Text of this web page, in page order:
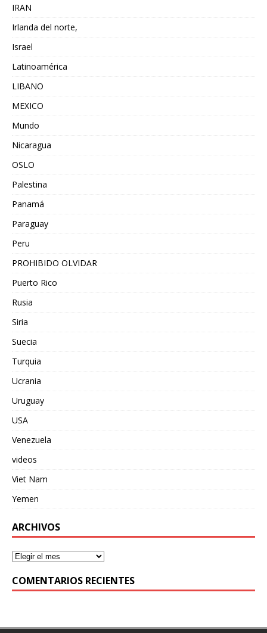
IRAN
Irlanda del norte,
Israel
Latinoamérica
LIBANO
MEXICO
Mundo
Nicaragua
OSLO
Palestina
Panamá
Paraguay
Peru
PROHIBIDO OLVIDAR
Puerto Rico
Rusia
Siria
Suecia
Turquia
Ucrania
Uruguay
USA
Venezuela
videos
Viet Nam
Yemen
ARCHIVOS
COMENTARIOS RECIENTES